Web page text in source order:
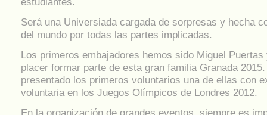
Será una Universiada cargada de sorpresas y hecha
del mundo por todas las partes implicadas.
Los primeros embajadores hemos sido Miguel
placer formar parte de esta gran familia Granada
presentado los primeros voluntarios una de ellas con
voluntaria en los Juegos Olímpicos de Londres 2012.
En la organización de grandes eventos, siempre es